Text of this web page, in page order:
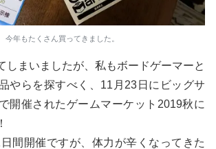
今年もたくさん買ってきました。
しまいましたが、私もボードゲーマーと
やらを探すべく、11月23日にビッグサ
開催されたゲームマーケット2019秋に
間開催ですが、体力が辛くなってきた